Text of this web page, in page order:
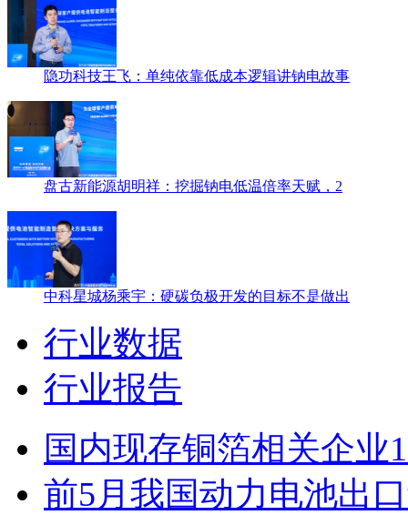
隐功科技王飞：单纯依靠低成本逻辑讲钠电故事
盘古新能源胡明祥：挖掘钠电低温倍率天赋，2
中科星城杨乘宇：硬碳负极开发的目标不是做出
行业数据
行业报告
国内现存铜箔相关企业
前5月我国动力电池出